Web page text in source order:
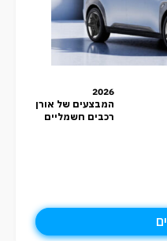
2026
המבצעים של אורן
רכבים חשמליים